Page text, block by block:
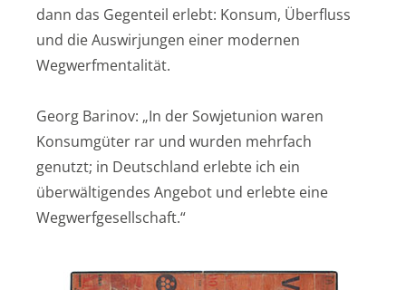
dann das Gegenteil erlebt: Konsum, Überfluss
und die Auswirjungen einer modernen
Wegwerfmentalität.
Georg Barinov: „In der Sowjetunion waren
Konsumgüter rar und wurden mehrfach
genutzt; in Deutschland erlebte ich ein
überwältigendes Angebot und erlebte eine
Wegwerfgesellschaft.“